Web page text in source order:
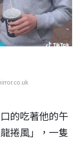
的吃著他的午
捲風」，一隻